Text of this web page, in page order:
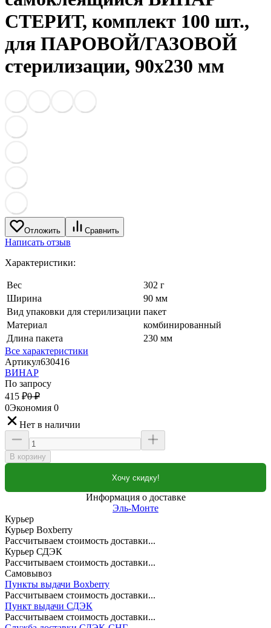
СТЕРИТ, комплект 100 шт.,
для ПАРОВОЙ/ГАЗОВОЙ
стерилизации, 90х230 мм
Отложить Сравнить
Написать отзыв
Характеристики:
Вес
302 г
Ширина
90 мм
Вид упаковки для стерилизации пакет
Материал
комбинированный
Длина пакета
230 мм
Все характеристики
Артикул630416
ВИНАР
По запросу
415 ₽0 ₽
0Экономия 0
Нет в наличии
В корзину
Хочу скидку!
Информация о доставке
Эль-Монте
Курьер
Курьер Boxberry
Рассчитываем стоимость доставки...
Курьер СДЭК
Рассчитываем стоимость доставки...
Самовывоз
Пункты выдачи Boxberry
Рассчитываем стоимость доставки...
Пункт выдачи СДЭК
Рассчитываем стоимость доставки...